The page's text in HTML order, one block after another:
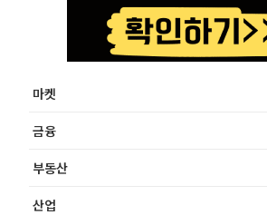
마켓
금융
부동산
산업